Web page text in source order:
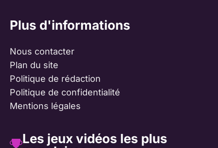
Plus d'informations
Nous contacter
Plan du site
Politique de rédaction
Politique de confidentialité
Mentions légales
Les jeux vidéos les plus